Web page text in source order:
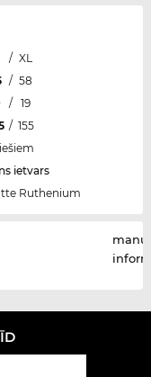
/ XL
/ 58
/
19
/ 155
ietvars
Ruthenium